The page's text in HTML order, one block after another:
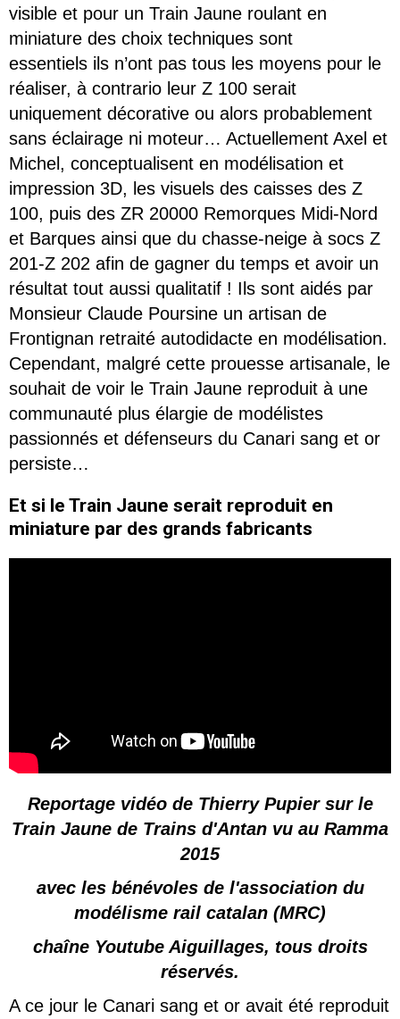
visible et pour un Train Jaune roulant en
miniature des choix techniques sont
essentiels ils n’ont pas tous les moyens pour le
réaliser, à contrario leur Z 100 serait
uniquement décorative ou alors probablement
sans éclairage ni moteur… Actuellement Axel et
Michel, conceptualisent en modélisation et
impression 3D, les visuels des caisses des Z
100, puis des ZR 20000 Remorques Midi-Nord
et Barques ainsi que du chasse-neige à socs Z
201-Z 202 afin de gagner du temps et avoir un
résultat tout aussi qualitatif ! Ils sont aidés par
Monsieur Claude Poursine un artisan de
Frontignan retraité autodidacte en modélisation.
Cependant, malgré cette prouesse artisanale, le
souhait de voir le Train Jaune reproduit à une
communauté plus élargie de modélistes
passionnés et défenseurs du Canari sang et or
persiste…
Et si le Train Jaune serait reproduit en
miniature par des grands fabricants
Reportage vidéo de Thierry Pupier sur le
Train Jaune de Trains d'Antan vu au Ramma
2015
avec les bénévoles de l'association du
modélisme rail catalan (MRC)
chaîne Youtube Aiguillages, tous droits
réservés.
A ce jour le Canari sang et or avait été reproduit